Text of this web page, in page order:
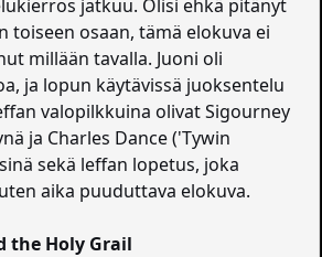
jatkuu. Olisi ehkä pitänyt
toiseen osaan, tämä elokuva ei
millään tavalla. Juoni oli
ja lopun käytävissä juoksentelu
valopilkkuina olivat Sigourney
ja Charles Dance ('Tywin
sekä leffan lopetus, joka
aika puuduttava elokuva.
the Holy Grail